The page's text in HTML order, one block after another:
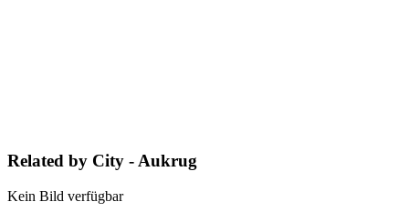
Related by City - Aukrug
Kein Bild verfügbar